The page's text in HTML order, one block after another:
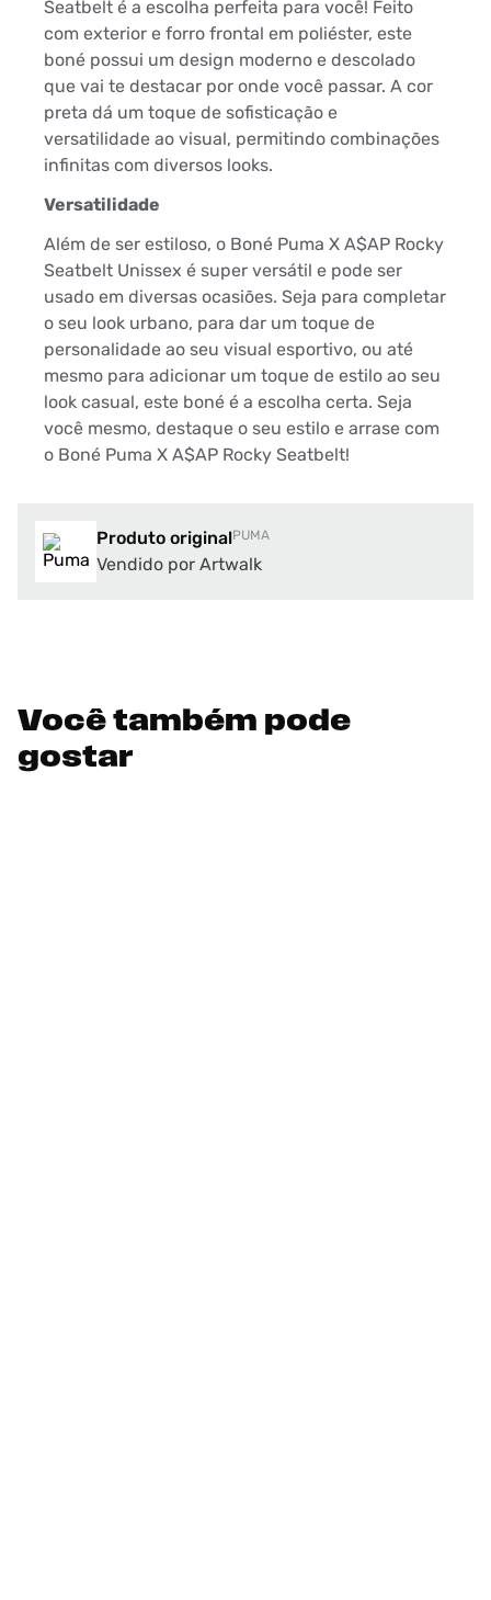
Seatbelt é a escolha perfeita para você! Feito
com exterior e forro frontal em poliéster, este
boné possui um design moderno e descolado
que vai te destacar por onde você passar. A cor
preta dá um toque de sofisticação e
versatilidade ao visual, permitindo combinações
infinitas com diversos looks.
Versatilidade
Além de ser estiloso, o Boné Puma X A$AP Rocky
Seatbelt Unissex é super versátil e pode ser
usado em diversas ocasiões. Seja para completar
o seu look urbano, para dar um toque de
personalidade ao seu visual esportivo, ou até
mesmo para adicionar um toque de estilo ao seu
look casual, este boné é a escolha certa. Seja
você mesmo, destaque o seu estilo e arrase com
o Boné Puma X A$AP Rocky Seatbelt!
Produto originalPUMA
Vendido por Artwalk
Você também pode
gostar